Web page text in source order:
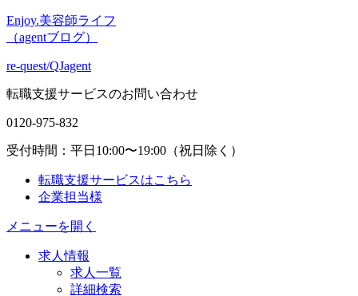
Enjoy.美容師ライフ
（agentブログ）
re-quest/QJagent
転職支援サービスのお問い合わせ
0120-975-832
受付時間：平日10:00〜19:00（祝日除く）
転職支援サービスはこちら
企業担当様
メニューを開く
求人情報
求人一覧
詳細検索